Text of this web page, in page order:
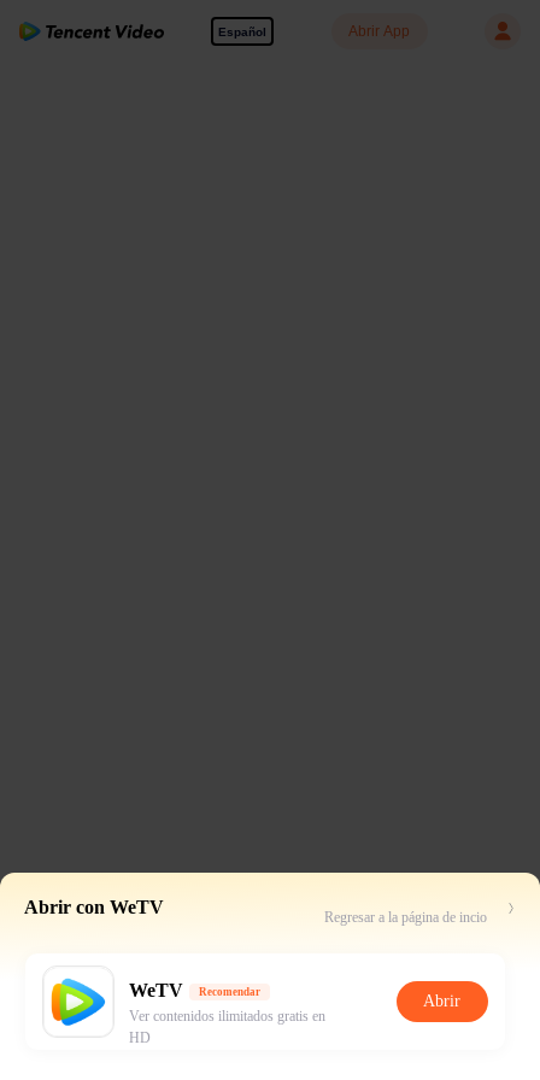
Español Abrir App
Abrir con WeTV Regresar a la página de incio
WeTV Recomendar
Ver contenidos ilimitados gratis en
HD
Abrir